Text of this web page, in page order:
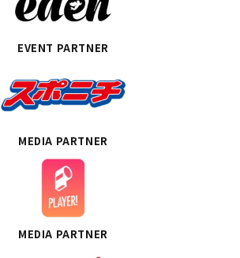
EVENT PARTNER
MEDIA PARTNER
MEDIA PARTNER